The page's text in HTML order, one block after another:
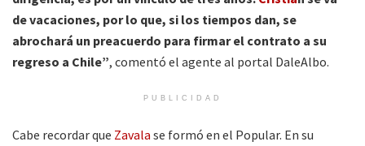
de vacaciones, por lo que, si los tiempos dan, se
abrochará un preacuerdo para firmar el contrato a su
regreso a Chile”, comentó el agente al portal DaleAlbo.
PUBLICIDAD
Cabe recordar que Zavala se formó en el Popular. En su